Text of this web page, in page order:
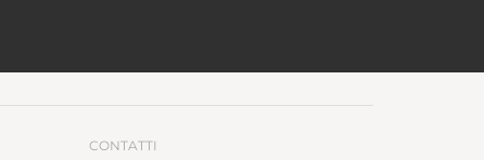
CONTATTI